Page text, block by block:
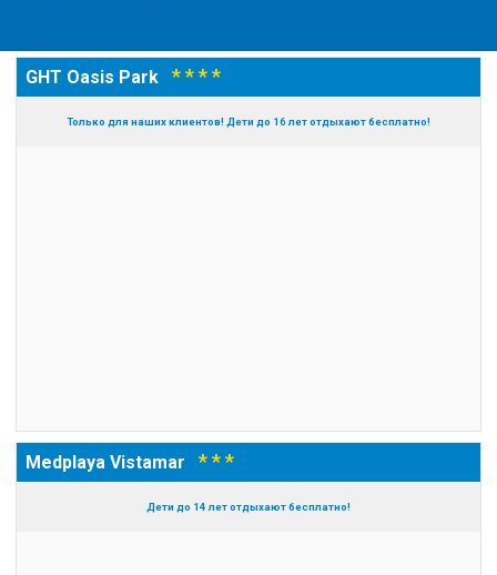
GHT Oasis Park* * * *
Только для наших клиентов! Дети до 16 лет отдыхают бесплатно!
Medplaya Vistamar* * *
Дети до 14 лет отдыхают бесплатно!